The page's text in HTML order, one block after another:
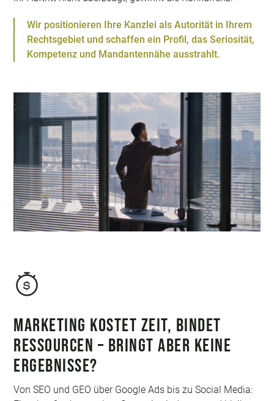
Wir positionieren Ihre Kanzlei als Autorität in Ihrem
Rechtsgebiet und schaffen ein Profil, das Seriosität,
Kompetenz und Mandantennähe ausstrahlt.
Marketing kostet Zeit, bindet
Ressourcen – bringt aber keine
Ergebnisse?
Von SEO und GEO über Google Ads bis zu Social Media: